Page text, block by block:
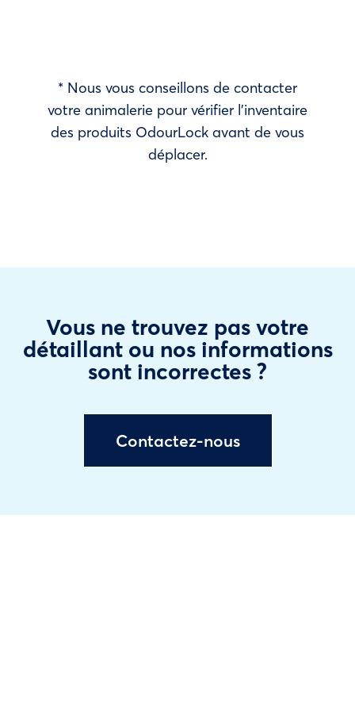
* Nous vous conseillons de contacter
votre animalerie pour vérifier l’inventaire
des produits OdourLock avant de vous
déplacer.
Vous ne trouvez pas votre
détaillant ou nos informations
sont incorrectes ?
Contactez-nous